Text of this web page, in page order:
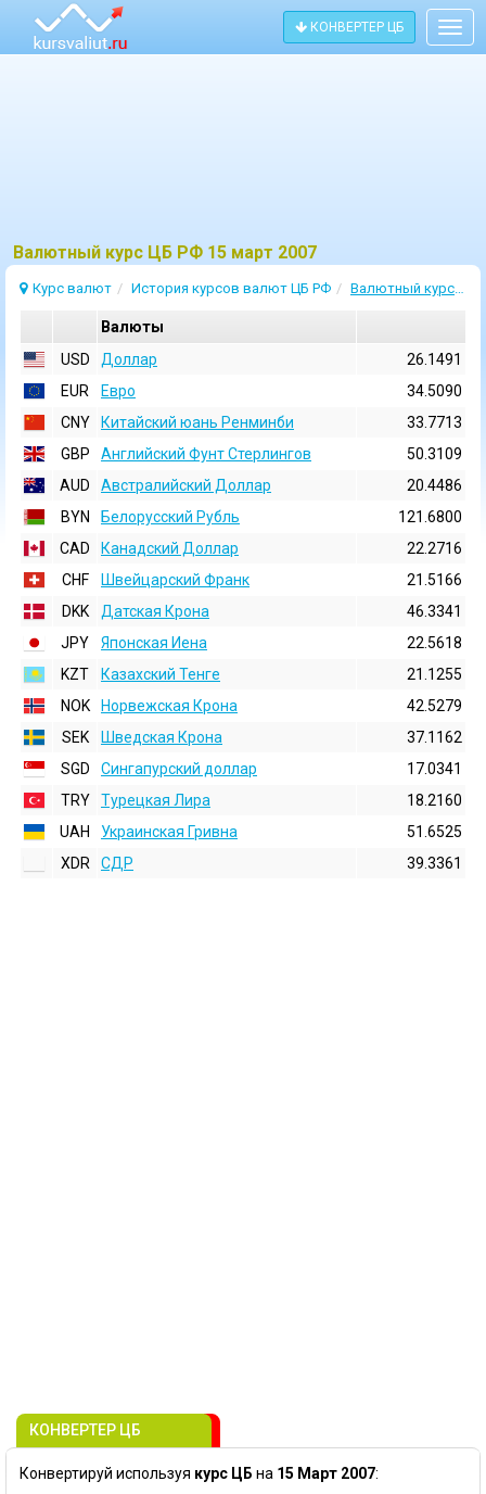
КОНВЕРТЕР ЦБ
Bалютный курс ЦБ РФ 15 март 2007
Курс валют История курсов валют ЦБ РФ Валютный курс 15 Март 2007
Валюты
USD
Доллар
26.1491
EUR
Евро
34.5090
CNY
Китайский юань Ренминби
33.7713
GBP
Английский Фунт Стерлингов
50.3109
AUD
Австралийский Доллар
20.4486
BYN
Белорусский Рубль
121.6800
CAD
Канадский Доллар
22.2716
CHF
Швейцарский Франк
21.5166
DKK
Датская Крона
46.3341
JPY
Японская Иена
22.5618
KZT
Казахский Тенге
21.1255
NOK
Норвежская Крона
42.5279
SEK
Шведская Крона
37.1162
SGD
Сингапурский доллар
17.0341
TRY
Турецкая Лира
18.2160
UAH
Украинская Гривна
51.6525
XDR
СДР 39.3361
КОНВЕРТЕР ЦБ
Конвертируй используя курс ЦБ на 15 Март 2007: